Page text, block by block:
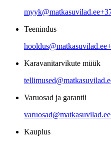
myyk@matkasuvilad.ee
Teenindus
hooldus@matkasuvilad.ee
Karavanitarvikute müük
Varuosad ja garantii
varuosad@matkasuvilad.ee
Kauplus